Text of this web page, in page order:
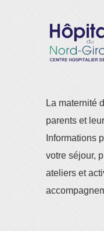
La maternité
parents et
Informations
votre séjour,
ateliers et